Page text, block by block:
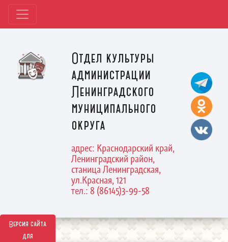
Версия сайта
для
Отдел культуры
администрации
Ленинградского
муниципального
округа
адрес: Краснодарский край,
Ленинградский район,
станица Ленинградская,
ул.Красная, 121
тел.: 8 (86145)3-99-58